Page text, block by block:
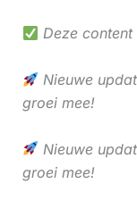
Deze
Nieuwe
groei mee!
Nieuwe
groei mee!